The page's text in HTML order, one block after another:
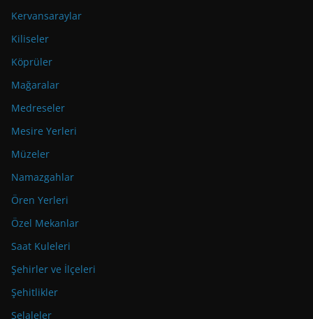
Kervansaraylar
Kiliseler
Köprüler
Mağaralar
Medreseler
Mesire Yerleri
Müzeler
Namazgahlar
Ören Yerleri
Özel Mekanlar
Saat Kuleleri
Şehirler ve İlçeleri
Şehitlikler
Şelaleler